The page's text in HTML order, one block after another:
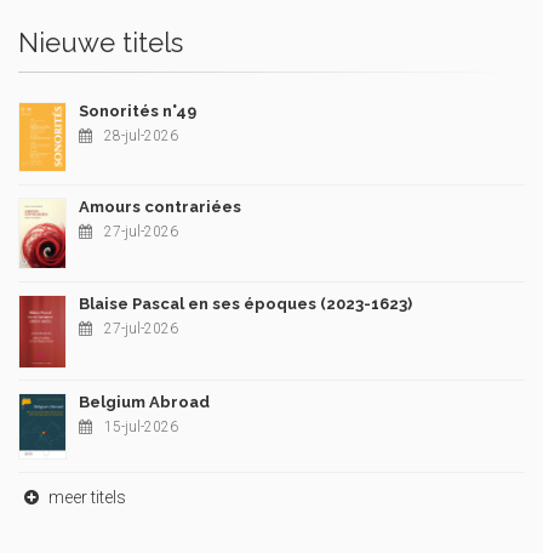
Nieuwe titels
Sonorités n°49
28-jul-2026
Amours contrariées
27-jul-2026
Blaise Pascal en ses époques (2023-1623)
27-jul-2026
Belgium Abroad
15-jul-2026
meer titels